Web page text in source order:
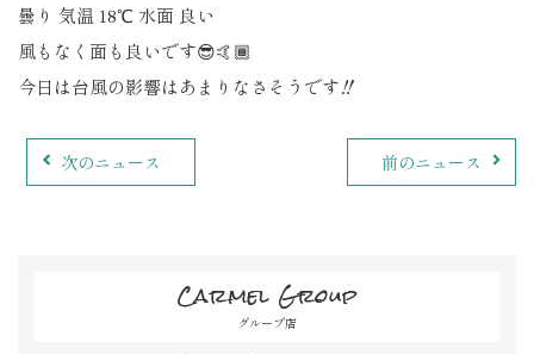
曇り 気温 18℃ 水面 良い
風もなく面も良いです😎🤙🏾
今日は台風の影響はあまりなさそうです‼️
次のニュース 前のニュース
Carmel Group
グループ店